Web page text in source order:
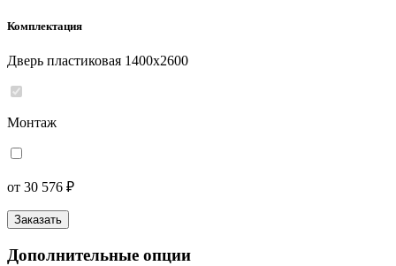
Комплектация
Дверь пластиковая 1400x2600
Монтаж
от 30 576 ₽
Заказать
Дополнительные опции